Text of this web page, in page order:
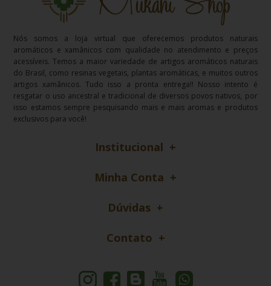
Nós somos a loja virtual que oferecemos produtos naturais
aromáticos e xamânicos com qualidade no atendimento e preços
acessíveis. Temos a maior variedade de artigos aromáticos naturais
do Brasil, como resinas vegetais, plantas aromáticas, e muitos outros
artigos xamânicos. Tudo isso a pronta entrega!! Nosso intento é
resgatar o uso ancestral e tradicional de diversos povos nativos, por
isso estamos sempre pesquisando mais e mais aromas e produtos
exclusivos para você!
Institucional
Minha Conta
Dúvidas
Contato